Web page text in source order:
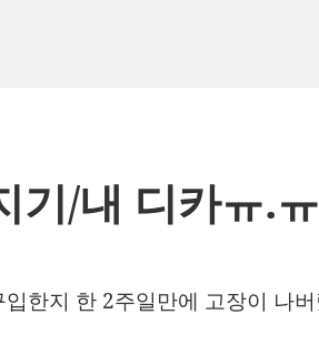
기/내 디카ㅠ.
입한지 한 2주일만에 고장이 나